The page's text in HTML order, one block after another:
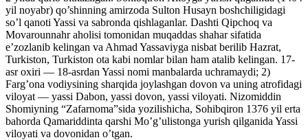
yil noyabr) qo’shinning amirzoda Sulton Husayn boshchiligidagi
so’l qanoti Yassi va sabronda qishlaganlar. Dashti Qipchoq va
Movarounnahr aholisi tomonidan muqaddas shahar sifatida
e’zozlanib kelingan va Ahmad Yassaviyga nisbat berilib Hazrat,
Turkiston, Turkiston ota kabi nomlar bilan ham atalib kelingan. 17-
asr oxiri — 18-asrdan Yassi nomi manbalarda uchramaydi; 2)
Farg’ona vodiysining sharqida joylashgan dovon va uning atrofidagi
viloyat — yassi Dabon, yassi dovon, yassi viloyati. Nizomiddin
Shomiyning “Zafarnoma”sida yozilishicha, Sohibqiron 1376 yil erta
bahorda Qamariddinta qarshi Mo’g’ulistonga yurish qilganida Yassi
viloyati va dovonidan o’tgan.